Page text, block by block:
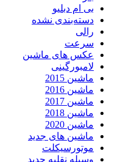
بی ام دبلیو
دسته‌بندی نشده
رالی
سرعت
عکس های ماشین
لامبورگینی
ماشین 2015
ماشین 2016
ماشین 2017
ماشین 2018
ماشین 2020
ماشین های جدید
موتورسیکلت
وسیله نقلیه جدید